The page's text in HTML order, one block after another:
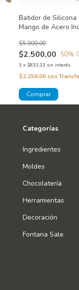
Batidor de
Mango de Acero
$2.500,00
$5.000,00
50%
3 x $833,33 sin interés
$2.250,00 con
Categorías
Ingredientes
Moldes
Chocolatería
Herramientas
Decoración
Fontana Sale